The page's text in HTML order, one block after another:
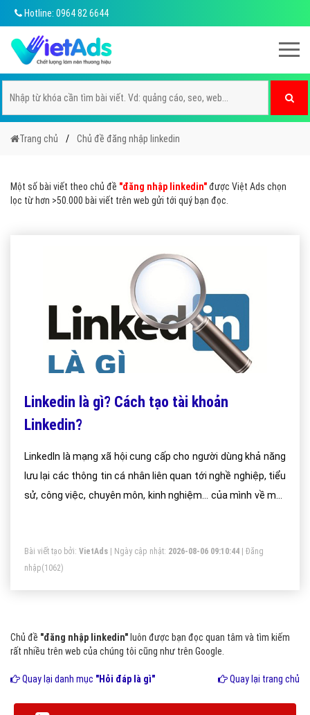
Hotline: 0964 82 6644
Trang chủ Chủ đề đăng nhập linkedin
Một số bài viết theo chủ đề "đăng nhập linkedin"được Việt Ads chọn
lọc từ hơn >50.000 bài viết trên web gửi tới quý bạn đọc.
Linkedin là gì? Cách tạo tài khoản
Linkedin?
LinkedIn là mạng xã hội cung cấp cho người dùng khả năng
lưu lại các thông tin cá nhân liên quan tới nghề nghiệp, tiểu
sử, công việc, chuyên môn, kinh nghiệm… của mình về một
bản thân mình.
Bài viết tạo bởi: VietAds | Ngày cập nhật: 2026-08-06 09:10:44
Đăng
nhập(1062)
Chủ đề "đăng nhập linkedin" luôn được bạn đọc quan tâm và tìm kiếm
rất nhiều trên web của chúng tôi cũng như trên Google.
Quay lại danh mục "Hỏi đáp là gì" Quay lại trang chủ